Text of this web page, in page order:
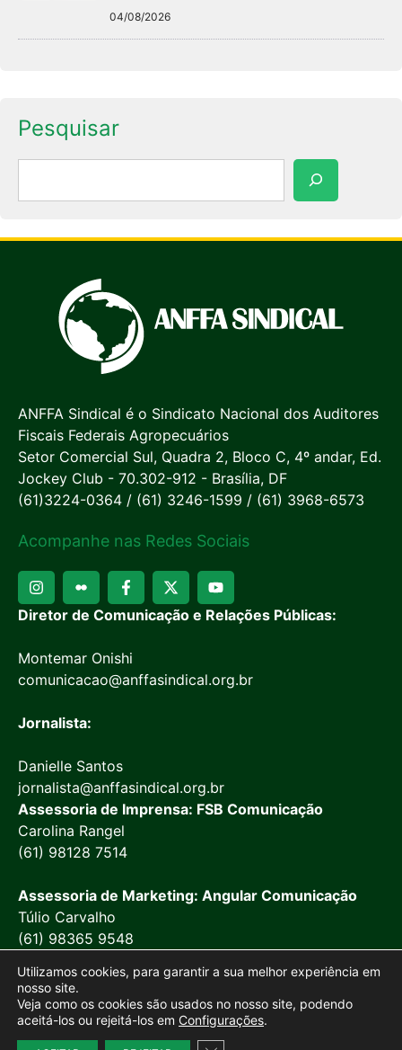
04/08/2026
Pesquisar
ANFFA Sindical é o Sindicato Nacional dos Auditores
Fiscais Federais Agropecuários
Setor Comercial Sul, Quadra 2, Bloco C, 4º andar, Ed.
Jockey Club - 70.302-912 - Brasília, DF
(61)3224-0364 / (61) 3246-1599 / (61) 3968-6573
Acompanhe nas Redes Sociais
Diretor de Comunicação e Relações Públicas:
Montemar Onishi
comunicacao@anffasindical.org.br
Jornalista:
Danielle Santos
jornalista@anffasindical.org.br
Assessoria de Imprensa: FSB Comunicação
Carolina Rangel
(61) 98128 7514
Assessoria de Marketing: Angular Comunicação
Túlio Carvalho
(61) 98365 9548
Utilizamos cookies, para garantir a sua melhor experiência em
nosso site.
Veja como os cookies são usados no nosso site, podendo
aceitá-los ou rejeitá-los em Configurações.